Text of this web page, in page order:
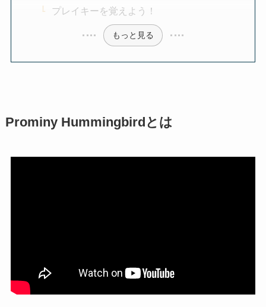
プレイキーを覚えよう！
もっと見る
Prominy Hummingbirdとは